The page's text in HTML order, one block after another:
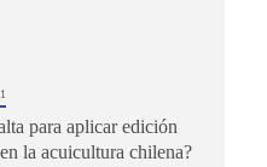
para aplicar edición
la acuicultura chilena?